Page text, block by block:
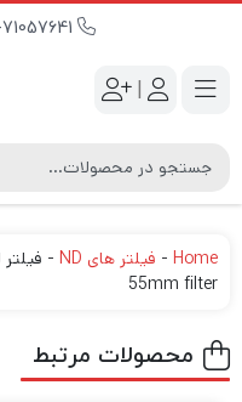
|
Home
- فیلتر های ND -
55mm filter
محصولات مرتبط